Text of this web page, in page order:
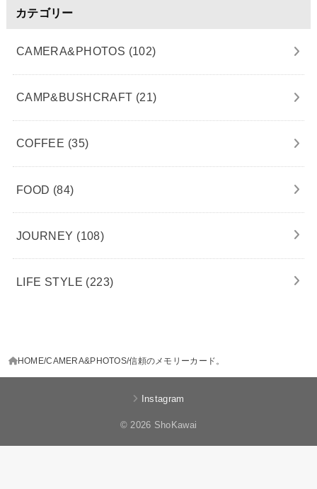
カテゴリー
CAMERA&PHOTOS (102)
CAMP&BUSHCRAFT (21)
COFFEE (35)
FOOD (84)
JOURNEY (108)
LIFE STYLE (223)
HOME CAMERA&PHOTOS 信頼のメモリーカード。
Instagram
© 2026 ShoKawai